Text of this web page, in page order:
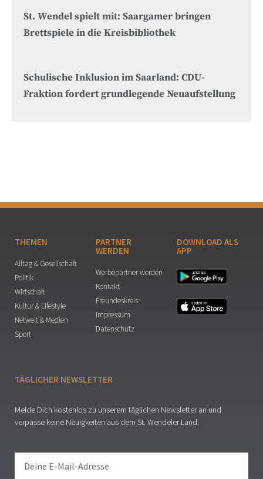
St. Wendel spielt mit: Saargamer bringen
Brettspiele in die Kreisbibliothek
Schulische Inklusion im Saarland: CDU-
Fraktion fordert grundlegende Neuaufstellung
THEMEN
Alltag & Gesellschaft
Politik
Wirtschaft
Kultur & Lifestyle
Netwelt & Medien
Sport
PARTNER
WERDEN
Werbepartner werden
Kontakt
Freundeskreis
Impressum
Datenschutz
DOWNLOAD ALS
APP
TÄGLICHER NEWSLETTER
Melde Dich kostenlos zu unserem täglichen Newsletter an und
verpasse keine Neuigkeiten aus dem St. Wendeler Land.